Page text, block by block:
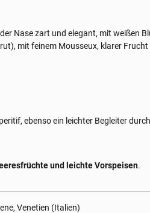
Nase zart und elegant, mit weißen
mit feinem Mousseux, klarer Frucht
ebenso ein leichter Begleiter
und leichte Vorspeisen.
Venetien (Italien)